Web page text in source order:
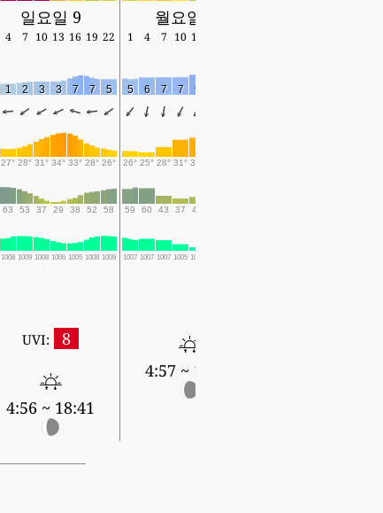
일요일 9 월요일 10
4 7 10 13 16 19 22 1 4 7 10 13
1 2 3 3 7 7 5 5 6 7 7 9
27° 28° 31° 34° 33° 28° 26° 26° 25° 28° 31° 32°
63 53 37 29 38 52 58 59 60 43 37 41
1008 1009 1008 1006 1005 1008 1009 1007 1007 1007 1005 1003
UVI: 8
4:56 ~ 18:41
4:57 ~ 18:40